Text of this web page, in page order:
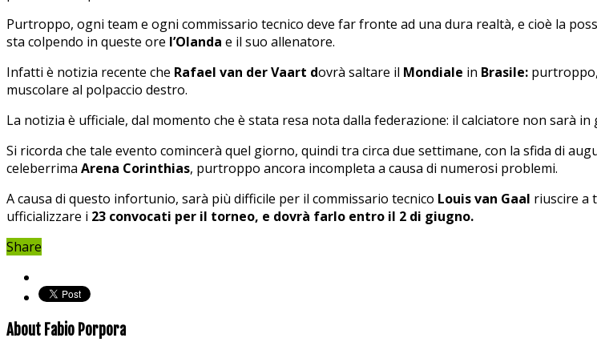
Purtroppo, ogni team e ogni commissario tecnico deve far fronte ad una dura realtà, e cioè la
sta colpendo in queste ore l’Olanda e il suo allenatore.
Infatti è notizia recente che Rafael van der Vaart dovrà saltare il Mondiale in Brasile:
muscolare al polpaccio destro.
La notizia è ufficiale, dal momento che è stata resa nota dalla federazione: il calciatore non sarà
Si ricorda che tale evento comincerà quel giorno, quindi tra circa due settimane, con la sfida di
celeberrima Arena Corinthias, purtroppo ancora incompleta a causa di numerosi problemi.
A causa di questo infortunio, sarà più difficile per il commissario tecnico Louis van Gaal riuscire a
ufficializzare i 23 convocati per il torneo, e dovrà farlo entro il 2 di giugno.
Share
About Fabio Porpora